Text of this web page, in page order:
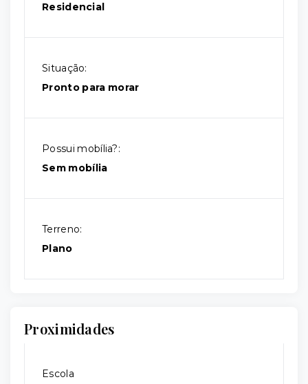
Residencial
Situação:
Pronto para morar
Possui mobília?:
Sem mobília
Terreno:
Plano
Proximidades
Escola